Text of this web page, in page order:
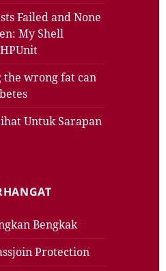
Failed and None
My Shell
the wrong fat can
Untuk Sarapan
Bengkak
Protection